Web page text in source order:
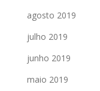
agosto 2019
julho 2019
junho 2019
maio 2019